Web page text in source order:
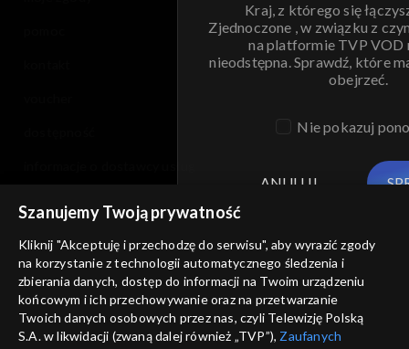
Kraj, z którego się
Zjednoczone , w związku z
na platformie TVP VOD
nieodstępna. Sprawdź, które
obejrzeć.
Nie pokazuj
ANULUJ
Szanujemy Twoją prywatność
Kliknij "Akceptuję i przechodzę do serwisu", aby wyrazić zgody
na korzystanie z technologii automatycznego śledzenia i
zbierania danych, dostęp do informacji na Twoim urządzeniu
końcowym i ich przechowywanie oraz na przetwarzanie
Twoich danych osobowych przez nas, czyli Telewizję Polską
S.A. w likwidacji (zwaną dalej również „TVP”), Zaufanych